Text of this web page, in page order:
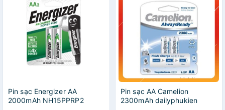
Pin sạc Energizer AA
2000mAh NH15PPRP2
Pin sạc AA Camelion
2300mAh dailyphukien